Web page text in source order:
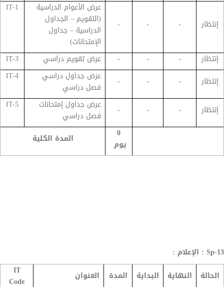
إنتظار -
-
-
عرض الأعوام الدراسية
(التقويم – الجداول
الدراسية – جداول
الإمتحانات)
IT-1
إنتظار -
-
- عرض تقويم دراسي
IT-3
إنتظار
-
-
-
عرض جداول دراسي
فصل دراسي
IT-4
إنتظار -
-
-
عرض جداول إمتحانات
فصل دراسي
IT-5
0
يوم
المدة الكلية
Sp-13 : الإعلام :
الحالة
النهاية البداية المدة العنوان
IT
Code